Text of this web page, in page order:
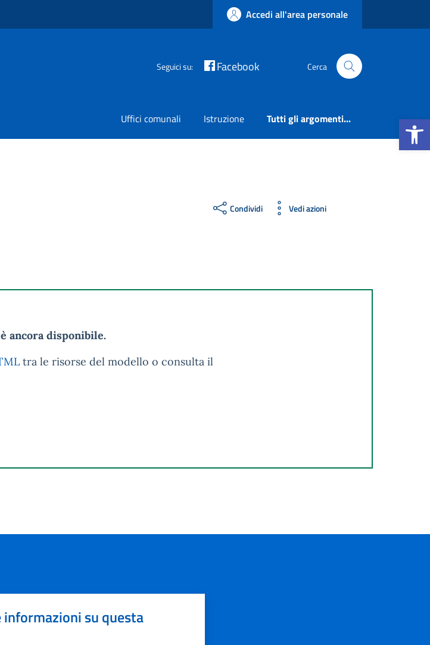
Accedi all'area personale
Seguici su: Facebook Cerca
Uffici comunali Istruzione Tutti gli argomenti...
Condividi Vedi azioni
ancora disponibile.
tra le risorse del modello o consulta il
su questa
Apri la